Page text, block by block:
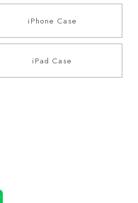
iPhone Case
iPad Case